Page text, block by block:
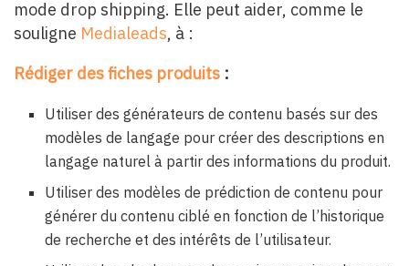
mode drop shipping. Elle peut aider, comme le
souligne Medialeads, à :
Rédiger des fiches produits :
Utiliser des générateurs de contenu basés sur des
modèles de langage pour créer des descriptions en
langage naturel à partir des informations du produit.
Utiliser des modèles de prédiction de contenu pour
générer du contenu ciblé en fonction de l’historique
de recherche et des intérêts de l’utilisateur.